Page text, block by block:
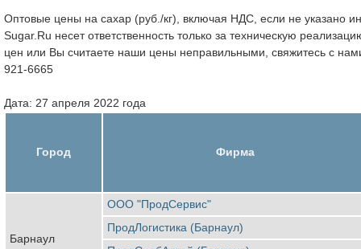
Оптовые цены на сахар (руб./кг), включая НДС, если не указано
Sugar.Ru несет ответственность только за техническую
цен или Вы считаете наши цены неправильными, свяжитесь с
921-6665
Дата: 27 апреля 2022 года
Город Фирма
Барнаул
ООО "ПродСервис"
ПродЛогистика (Барнаул)